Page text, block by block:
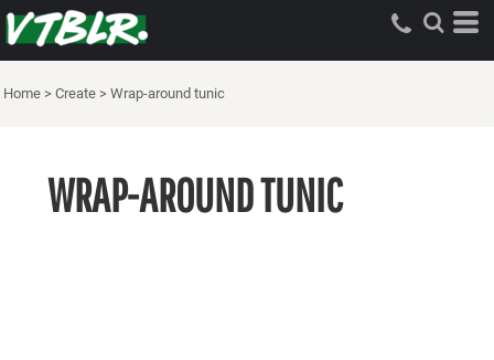
Home > Create > Wrap-around tunic
WRAP-AROUND TUNIC